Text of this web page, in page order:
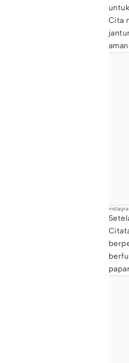
Cita